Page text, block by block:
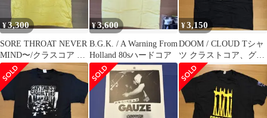
¥3,300
SORE THROAT NEVER
MIND〜/クラスコア 80s
ハードコア
¥3,600
B.G.K. / A Warning From
Holland 80sハードコア
¥3,150
DOOM / CLOUD Tシャ
ツ クラストコア、グラ
インドコア80sハードコ
ア